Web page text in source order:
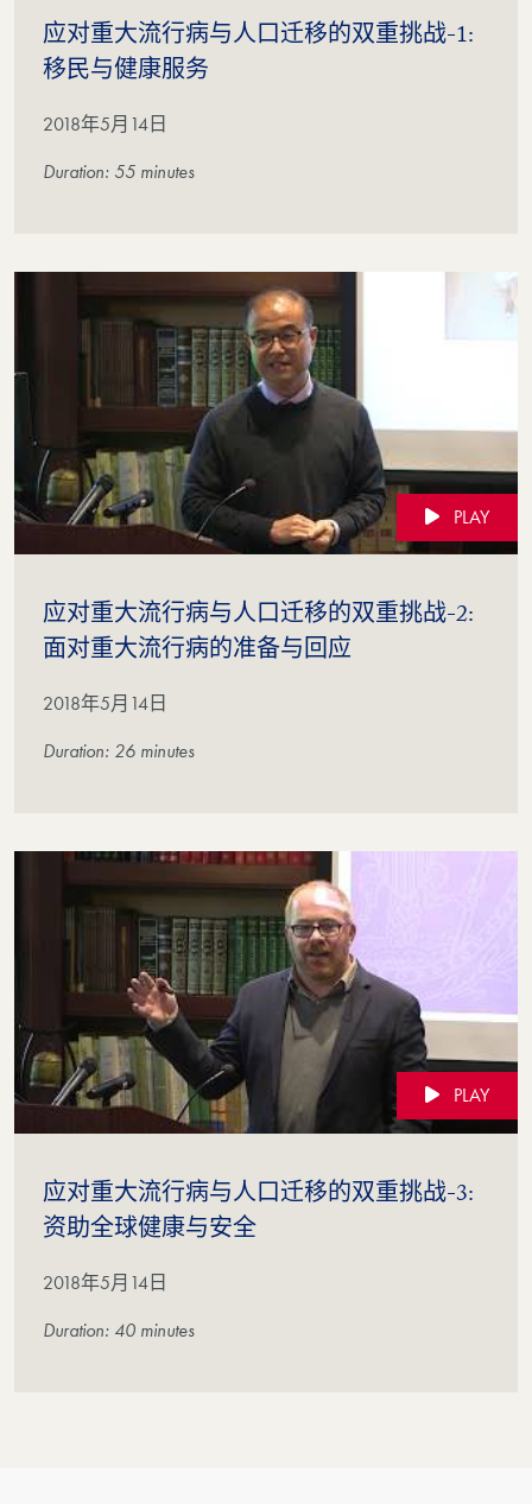
应对重大流行病与人口迁移的双重挑战-1:
移民与健康服务
2018年5月14日
Duration: 55 minutes
PLAY
应对重大流行病与人口迁移的双重挑战-2:
面对重大流行病的准备与回应
2018年5月14日
Duration: 26 minutes
PLAY
应对重大流行病与人口迁移的双重挑战-3:
资助全球健康与安全(Video)
2018年5月14日
Duration: 40 minutes